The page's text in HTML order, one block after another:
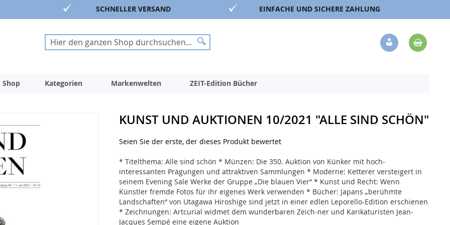
SCHNELLER VERSAND EINFACHE UND SICHERE ZAHLUNG
Suche
Suche
Veränderung
Shop Kategorien Markenwelten ZEIT-Edition Bücher
KUNST UND AUKTIONEN 10/2021 "ALLE SIND SCHÖN"
Seien Sie der erste, der dieses Produkt bewertet
* Titelthema: Alle sind schön * Münzen: Die 350. Auktion von Künker mit hoch-
interessanten Prägungen und attraktiven Sammlungen * Moderne: Ketterer versteigert in
seinem Evening Sale Werke der Gruppe „Die blauen Vier“ * Kunst und Recht: Wenn
Künstler fremde Fotos für ihr eigenes Werk verwenden * Bücher: Japans „berühmte
Landschaften“ von Utagawa Hiroshige sind jetzt in einer edlen Leporello-Edition erschienen
* Zeichnungen: Artcurial widmet dem wunderbaren Zeich-ner und Karikaturisten Jean-
Jacques Sempé eine eigene Auktion